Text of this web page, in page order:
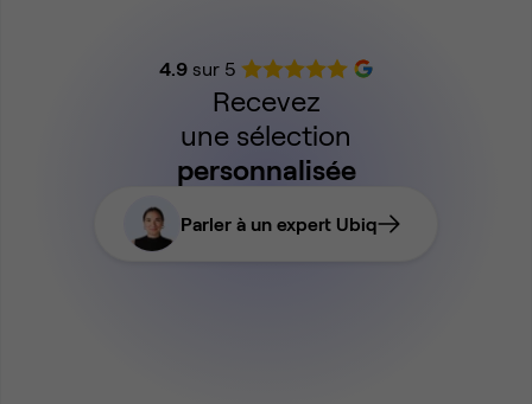
4.9sur 5
Recevez
une sélection
personnalisée
Parler à un expert Ubiq